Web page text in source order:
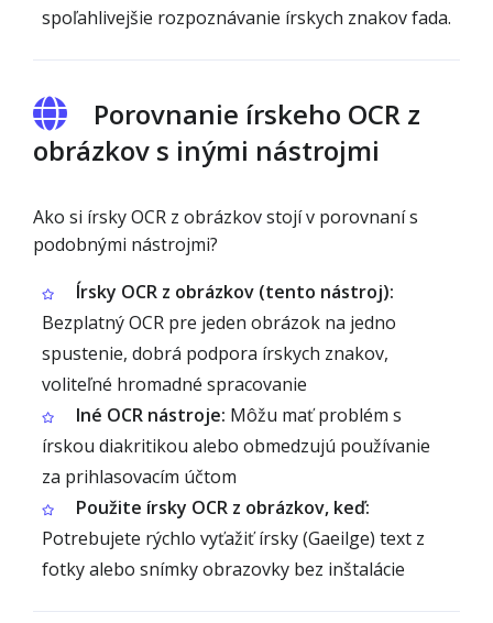
spoľahlivejšie rozpoznávanie írskych znakov fada.
Porovnanie írskeho OCR z
obrázkov s inými nástrojmi
Ako si írsky OCR z obrázkov stojí v porovnaní s
podobnými nástrojmi?
Írsky OCR z obrázkov (tento nástroj):
Bezplatný OCR pre jeden obrázok na jedno
spustenie, dobrá podpora írskych znakov,
voliteľné hromadné spracovanie
Iné OCR nástroje: Môžu mať problém s
írskou diakritikou alebo obmedzujú používanie
za prihlasovacím účtom
Použite írsky OCR z obrázkov, keď:
Potrebujete rýchlo vyťažiť írsky (Gaeilge) text z
fotky alebo snímky obrazovky bez inštalácie